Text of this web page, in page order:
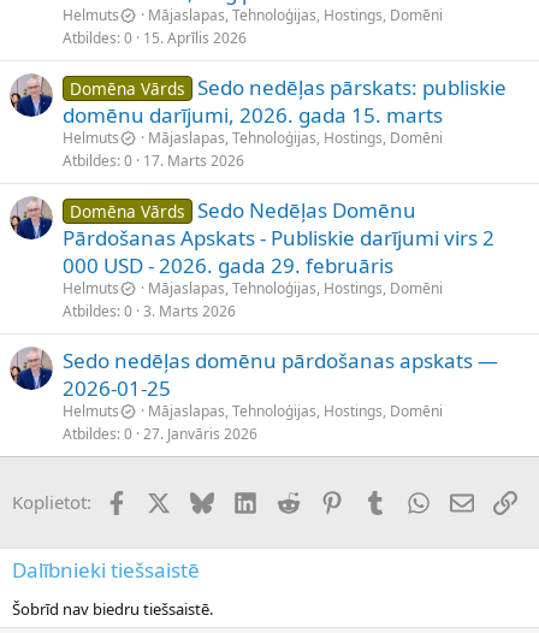
Helmuts
Mājaslapas, Tehnoloģijas, Hostings, Domēni
Atbildes 0 15. Aprīlis 2026
Domēna Vārds Sedo nedēļas pārskats: publiskie
domēnu darījumi, 2026. gada 15. marts
Helmuts
Mājaslapas, Tehnoloģijas, Hostings, Domēni
Atbildes 0 17. Marts 2026
Domēna Vārds Sedo Nedēļas Domēnu
Pārdošanas Apskats - Publiskie darījumi virs 2
000 USD - 2026. gada 29. februāris
Helmuts
Mājaslapas, Tehnoloģijas, Hostings, Domēni
Atbildes 0 3. Marts 2026
Sedo nedēļas domēnu pārdošanas apskats —
2026-01-25
Helmuts
Mājaslapas, Tehnoloģijas, Hostings, Domēni
Atbildes 0 27. Janvāris 2026
Koplietot: FacebookX (Twitter)
BlueskyLinkedInReddit PinterestTumblrWhatsApp
E-pasts
Dalībnieki tiešsaistē
Šobrīd nav biedru tiešsaistē.